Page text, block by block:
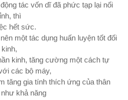
tác vốn dĩ đã phức tạp lại nối
thì
hết sức.
một tác dụng huấn luyện tốt đối
kinh, tăng cường một cách tự
các bộ máy,
tăng gia tính thích ứng của thân
khả năng